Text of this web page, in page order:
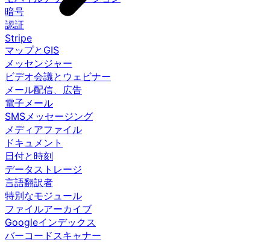
暗号
認証
Stripe
マップとGIS
メッセンジャー
ビデオ会議とウェビナー
メール配信、広告
電子メール
SMSメッセージング
メディアファイル
ドキュメント
日付と時刻
データストレージ
言語翻訳者
特別なモジュール
ファイルアーカイブ
Googleインデックス
バーコードスキャナー